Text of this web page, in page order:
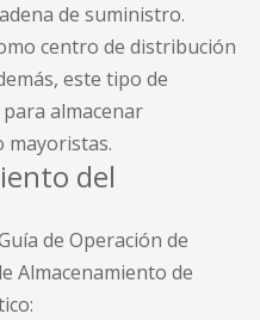
de suministro.
centro de distribución
este tipo de
almacenar
mayoristas.
del
de Operación de
Almacenamiento de